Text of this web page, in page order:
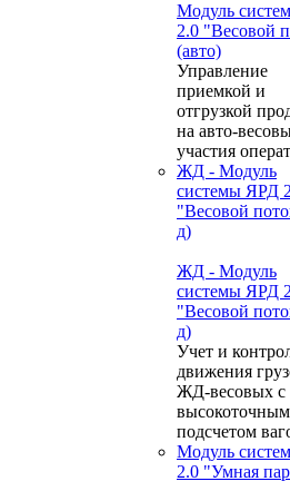
Модуль
2.0 "Весовой
(авто)
Управление
приемкой и
отгрузкой
на авто-
участия
ЖД - Модуль
системы ЯРД
"Весовой
д)
ЖД - Модуль
системы ЯРД
"Весовой
д)
Учет и
движения
ЖД-весовых с
высокоточным
подсчетом
Модуль
2.0 "Умная